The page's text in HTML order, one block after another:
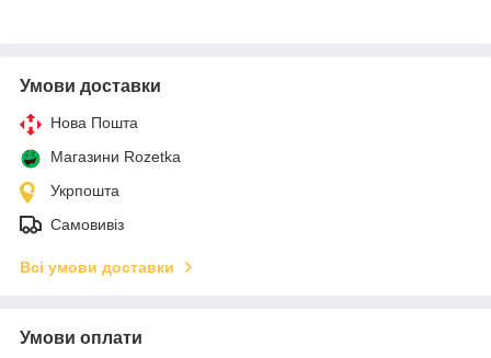
Умови доставки
Нова Пошта
Магазини Rozetka
Укрпошта
Самовивіз
Всі умови доставки
Умови оплати